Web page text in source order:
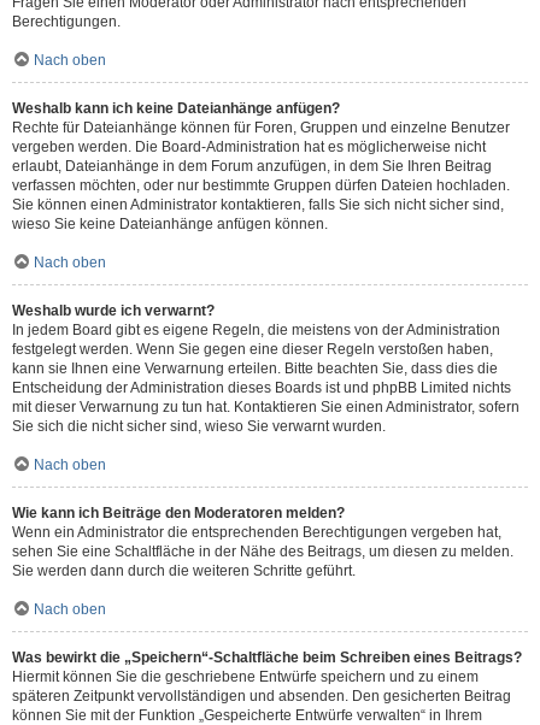
Berechtigungen.
Nach oben
Weshalb kann ich keine Dateianhänge anfügen?
Rechte für Dateianhänge können für Foren, Gruppen und einzelne Benutzer
vergeben werden. Die Board-Administration hat es möglicherweise nicht
erlaubt, Dateianhänge in dem Forum anzufügen, in dem Sie Ihren Beitrag
verfassen möchten, oder nur bestimmte Gruppen dürfen Dateien hochladen.
Sie können einen Administrator kontaktieren, falls Sie sich nicht sicher sind,
wieso Sie keine Dateianhänge anfügen können.
Nach oben
Weshalb wurde ich verwarnt?
In jedem Board gibt es eigene Regeln, die meistens von der Administration
festgelegt werden. Wenn Sie gegen eine dieser Regeln verstoßen haben,
kann sie Ihnen eine Verwarnung erteilen. Bitte beachten Sie, dass dies die
Entscheidung der Administration dieses Boards ist und phpBB Limited nichts
mit dieser Verwarnung zu tun hat. Kontaktieren Sie einen Administrator, sofern
Sie sich die nicht sicher sind, wieso Sie verwarnt wurden.
Nach oben
Wie kann ich Beiträge den Moderatoren melden?
Wenn ein Administrator die entsprechenden Berechtigungen vergeben hat,
sehen Sie eine Schaltfläche in der Nähe des Beitrags, um diesen zu melden.
Sie werden dann durch die weiteren Schritte geführt.
Nach oben
Was bewirkt die „Speichern“-Schaltfläche beim Schreiben eines Beitrags?
Hiermit können Sie die geschriebene Entwürfe speichern und zu einem
späteren Zeitpunkt vervollständigen und absenden. Den gesicherten Beitrag
können Sie mit der Funktion „Gespeicherte Entwürfe verwalten“ in Ihrem